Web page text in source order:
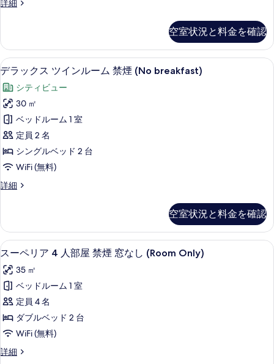
る
て
の
写
真
を
表
示
す
る
breakfast)
細
ル
ム
禁
煙
(No
breakfast)
の
す
べ
て
の
を
表
示
す
る
詳細
デ
ス
ダ
ブ
ル
ー
ム
禁
煙
(No
breakfast)
の
詳
細
空室状況と料金を確認
デ
ラ
ッ
ク
ス
ツ
イ
ル
ム
禁
煙
(No
breakfast)
の
す
べ
て
8
デラックス ツインルーム 禁煙 (No breakfast)
シティビュー
30 ㎡
ベッドルーム 1 室
定員 2 名
シングルベッド 2 台
WiFi (無料)
詳細
デ
ス
ツ
イ
ル
ー
ム
禁
煙
(No
breakfast)
の
空室状況と料金を確認
ス
ー
ペ
リ
ア
4
人
部
羽毛の掛け布団、セーフティボック
6
スーペリア 4 人部屋 禁煙 窓なし (Room Only)
35 ㎡
ベッドルーム 1 室
定員 4 名
ダブルベッド 2 台
WiFi (無料)
詳細
ス